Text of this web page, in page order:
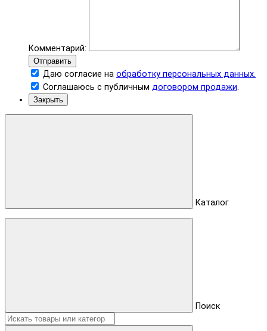
Комментарий:
Отправить
Даю согласие на обработку персональных данных.
Соглашаюсь с публичным договором продажи.
Закрыть
Каталог
Поиск